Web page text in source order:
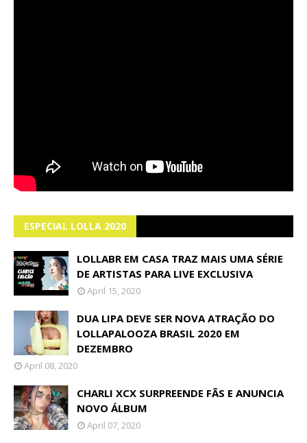
ESPECIAL LOLLA 2020
LOLLABR EM CASA TRAZ MAIS UMA SÉRIE
DE ARTISTAS PARA LIVE EXCLUSIVA
April 15, 2020
DUA LIPA DEVE SER NOVA ATRAÇÃO DO
LOLLAPALOOZA BRASIL 2020 EM
DEZEMBRO
April 08, 2020
CHARLI XCX SURPREENDE FÃS E ANUNCIA
NOVO ÁLBUM
April 07, 2020